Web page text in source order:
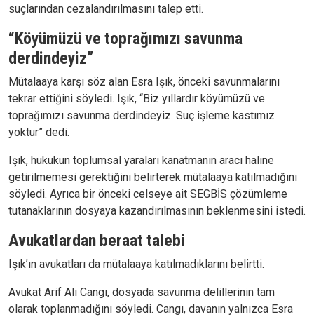
suçlarından cezalandırılmasını talep etti.
“Köyümüzü ve toprağımızı savunma
derdindeyiz”
Mütalaaya karşı söz alan Esra Işık, önceki savunmalarını
tekrar ettiğini söyledi. Işık, “Biz yıllardır köyümüzü ve
toprağımızı savunma derdindeyiz. Suç işleme kastımız
yoktur” dedi.
Işık, hukukun toplumsal yaraları kanatmanın aracı haline
getirilmemesi gerektiğini belirterek mütalaaya katılmadığını
söyledi. Ayrıca bir önceki celseye ait SEGBİS çözümleme
tutanaklarının dosyaya kazandırılmasının beklenmesini istedi.
Avukatlardan beraat talebi
Işık’ın avukatları da mütalaaya katılmadıklarını belirtti.
Avukat Arif Ali Cangı, dosyada savunma delillerinin tam
olarak toplanmadığını söyledi. Cangı, davanın yalnızca Esra